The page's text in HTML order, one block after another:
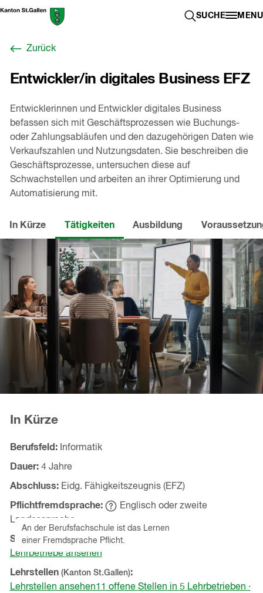
Zum
Berufswahl-
Startseite
SUCHE
SUCHE MENU
Zurück
Entwickler/in digitales Business EFZ
Entwicklerinnen und Entwickler digitales Business
befassen sich mit Geschäftsprozessen wie Buchungs-
oder Zahlungsabläufen und den dazugehörigen Daten wie
Verkaufszahlen und Nutzungsdaten. Sie beschreiben die
Geschäftsprozesse, untersuchen diese auf
Schwachstellen und arbeiten an ihrer Optimierung und
Automatisierung mit.
In Kürze Tätigkeiten Ausbildung
In Kürze
Berufsfeld
Informatik
Dauer 4 Jahre
Abschluss
Eidg. Fähigkeitszeugnis (EFZ)
Pflichtfremdsprache
Hinweistext
An der Berufsfachschule ist das Lernen
einer Fremdsprache Pflicht.
Englisch oder zweite
Landessprache
Schnupperlehren(KantonSt.Gallen
Lehrbetriebe ansehen
Lehrstellen (Kanton St.Gallen)
Lehrstellen ansehen11 offene Stellen in 5 Lehrbetrieben ·